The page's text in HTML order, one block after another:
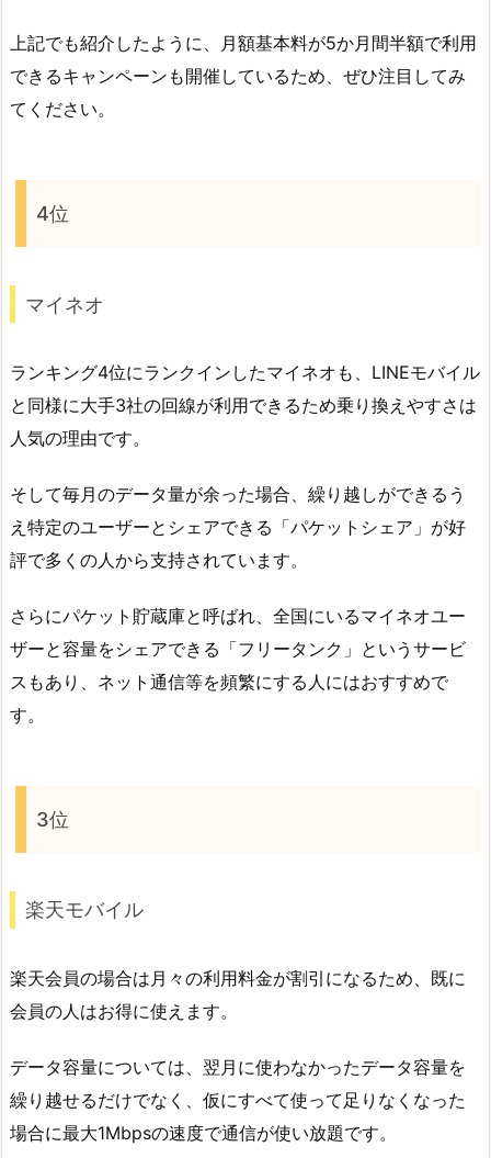
上記でも紹介したように、月額基本料が5か月間半額で利用
できるキャンペーンも開催しているため、ぜひ注目してみ
てください。
4位
マイネオ
ランキング4位にランクインしたマイネオも、LINEモバイル
と同様に大手3社の回線が利用できるため乗り換えやすさは
人気の理由です。
そして毎月のデータ量が余った場合、繰り越しができるう
え特定のユーザーとシェアできる「パケットシェア」が好
評で多くの人から支持されています。
さらにパケット貯蔵庫と呼ばれ、全国にいるマイネオユー
ザーと容量をシェアできる「フリータンク」というサービ
スもあり、ネット通信等を頻繁にする人にはおすすめで
す。
3位
楽天モバイル
楽天会員の場合は月々の利用料金が割引になるため、既に
会員の人はお得に使えます。
データ容量については、翌月に使わなかったデータ容量を
繰り越せるだけでなく、仮にすべて使って足りなくなった
場合に最大1Mbpsの速度で通信が使い放題です。